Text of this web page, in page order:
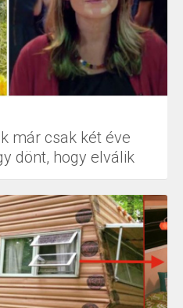
már csak két éve
dönt, hogy elválik